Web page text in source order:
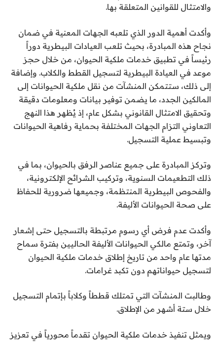
والامتثال للقوانين المتعلقة بها.
وأكدت أهمية الدور الذي تلعبه الجهات المعنية في ضمان
نجاح هذه المبادرة، بحيث تلعب العيادات البيطرية دوراً
رئيساً في تطبيق خدمات ملكية الحيوان، من خلال حجز
موعد في العيادة البيطرية لتسجيل القطط والكلاب. وإضافة
إلى ذلك، ستتمكن المنشآت من نقل ملكية الحيوانات إلى
المالكين الجدد، ما يضمن توفير بيانات ومعلومات دقيقة
وتحقيق الامتثال القانوني بشكل عام، إذ يُظهر هذا النهج
التعاوني التزام الجهات المختلفة بحماية رفاهية الحيوانات
وتبسيط عملية التسجيل.
وتركز المبادرة على جميع عناصر الرفق بالحيوان، بما في
ذلك التطعيمات السنوية، وتركيب الشرائح الإلكترونية،
والفحوص البيطرية المنتظمة، وجميعها ضرورية للحفاظ
على صحة الحيوانات الأليفة.
وأكدت عدم فرض أي رسوم مرتبطة بالتسجيل حتى إشعار
آخر، وتمتع مالكي الحيوانات الأليفة الحاليين بفترة سماح
مدتها عام واحد من تاريخ إطلاق خدمات ملكية الحيوان
لتسجيل حيواناتهم دون تكبد غرامات.
وطالبت المنشآت التي تمتلك قططاً وكلاباً بإتمام التسجيل
خلال ستة أشهر من الإطلاق.
ويمثل تنفيذ خدمات ملكية الحيوان تقدماً محورياً في تعزيز